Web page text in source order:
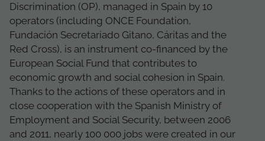
Discrimination (OP), managed in Spain by 10
operators (including ONCE Foundation,
Fundación Secretariado Gitano, Cáritas and the
Red Cross), is an instrument co-financed by the
European Social Fund that contributes to
economic growth and social cohesion in Spain.
Thanks to the actions of these operators and in
close cooperation with the Spanish Ministry of
Employment and Social Security, between 2006
and 2011, nearly 100 000 jobs were created in our